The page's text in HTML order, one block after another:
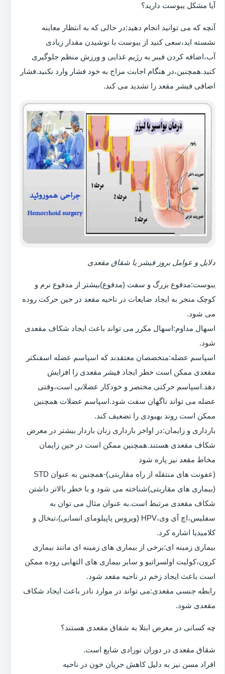
آیا مشکل یبوست دارید؟
آنچه که می توانید انجام دهید:در حالی که به انتظار معاینه
نشسته اید،سعی کنید از یبوست با نوشیدن مقدار زیادی
آب،اضافه کردن فیبر به رژیم غذایی و ورزش منظم جلوگیری
کنید.همچنین،در هنگام اجابت مزاج به خود فشار وارد نکنید.فشار
اضافی فیشر مقعد را تشدید می کند.
دلایل و عوامل بروز فیشر یا شقاق مقعدی
یبوست:مدفوع بزرگ و سفت (مدفوع)بیشتر از مدفوع نرم و
کوچک منجر به ایجاد ضایعات در ناحیه مقعد در حین حرکت روده
می شود.
اسهال مداوم:اسهال مکرر می تواند باعث ایجاد شکاف مقعدی
شود.
اسپاسم عضله:متخصصان معتقدند که اسپاسم عضله اسفنکتر
مقعدی ممکن است خطر ایجاد فیشر مقعدی را افزایش
دهد.اسپاسم حرکتی مختصر و خودکار عضلانی است،وقتی
عضله می تواند ناگهان سفت شود.اسپاسم عضلات همچنین
ممکن است روند بهبودی را تضعیف کند.
بارداری و زایمان:در اواخر بارداری زنان باردار بیشتر در معرض
شکاف مقعدی هستند.همچنین ممکن است در حین زایمان
مخاط مقعد نیز پاره شود
(عفونت های منتقله از راه مقاربتی)-همچنین به عنوان STD
(بیماری های مقاربتی)شناخته می شود و با خطر بالاتر داشتن
شکاف مقعدی مرتبط است.به عنوان مثال می توان به
سفلیس،اچ آی وی،HPV (ویروس پاپیلومای انسانی)،تبخال و
کلامیدیا اشاره کرد.
بیماری زمینه ای:برخی از بیماری های زمینه ای مانند بیماری
کرون،کولیت اولسراتیو و سایر بیماری های التهابی روده ممکن
است باعث ایجاد زخم در ناحیه مقعد شود.
رابطه جنسی مقعدی:می تواند در موارد نادر باعث ایجاد شکاف
مقعدی شود.
چه کسانی در معرض ابتلا به شقاق مقعدی هستند؟
شقاق مقعدی در دوران نوزادی شایع است.
افراد مسن نیز به دلیل کاهش جریان خون در ناحیه